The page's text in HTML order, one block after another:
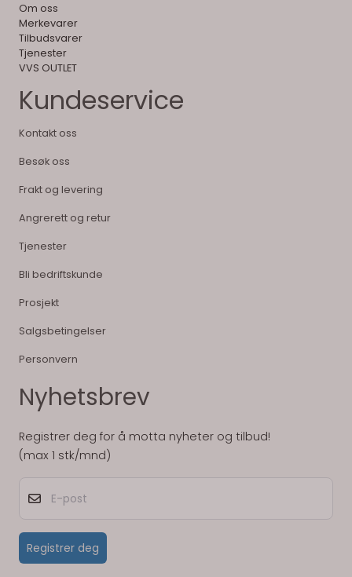
Om oss
Merkevarer
Tilbudsvarer
Tjenester
VVS OUTLET
Kundeservice
Kontakt oss
Besøk oss
Frakt og levering
Angrerett og retur
Tjenester
Bli bedriftskunde
Prosjekt
Salgsbetingelser
Personvern
Nyhetsbrev
Registrer deg for å motta nyheter og tilbud!
(max 1 stk/mnd)
Registrer deg